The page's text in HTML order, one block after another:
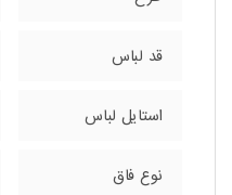
قد لباس
استایل لباس
نوع فاق